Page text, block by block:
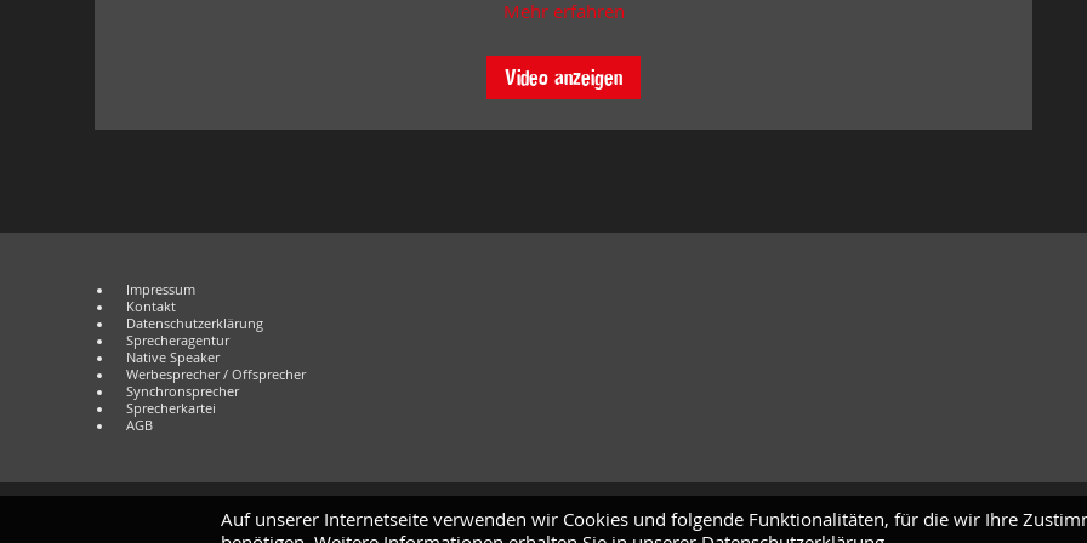
Mehr erfahren
Video anzeigen
Impressum
Kontakt
Datenschutzerklärung
Sprecheragentur
Native Speaker
Werbesprecher / Offsprecher
Synchronsprecher
Sprecherkartei
AGB
Auf unserer Internetseite verwenden wir Cookies und folgende Funktionalitäten, für die wir Ihre